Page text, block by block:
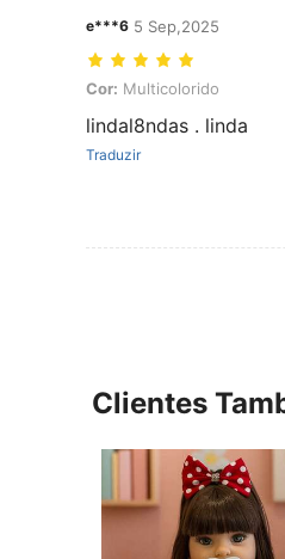
e***6 5 Sep,2025
Cor: Multicolorido
Cor: Multicolorido
lindal8ndas . linda
Traduzir
Clientes